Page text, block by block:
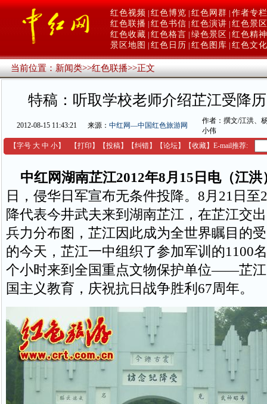
红色视频 红色博览 红色网群 作者专栏
红色联播 红色书信 红色演讲 红色景区
红色收藏 红色格言 绿色景区
红色精神
景区地图
红色日历 红色图库 红色文化
当前位置：新闻类>>红色联播>>正文
特稿：听取学校老师介绍芷江受降
2012-08-15 11:43:21 来源： 中红网—中国红色旅游网
作者：撰文/江洪、
小伟
【字号 大 中 小】 【打印 】 【投稿】 【纠错】 【论坛】 【收藏】 E-mail推荐:
中红网湖南芷江2012年8月15日电（江洪
日，侵华日军宣布无条件投降。8月21日至
降代表今井武夫来到湖南芷江，在芷江交
兵力分布图，芷江因此成为全世界瞩目的
的今天，芷江一中组织了参加军训的1100
个小时来到全国重点文物保护单位——芷
国主义教育，庆祝抗日战争胜利67周年。